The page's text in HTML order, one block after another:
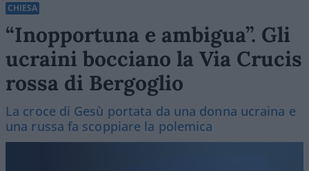
CHIESA
“Inopportuna e ambigua”. Gli
ucraini bocciano la Via Crucis
rossa di Bergoglio
La croce di Gesù portata da una donna ucraina e
una russa fa scoppiare la polemica